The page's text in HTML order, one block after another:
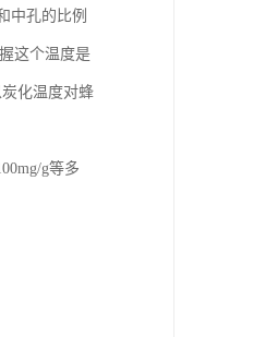
中孔的比例
这个温度是
化温度对蜂
g等多